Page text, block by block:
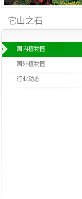
它山之石
国内植物园
国外植物园
行业动态